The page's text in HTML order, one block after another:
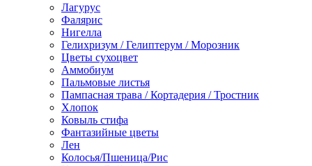
Лагурус
Фалярис
Нигелла
Гелихризум / Гелиптерум / Морозник
Цветы сухоцвет
Аммобиум
Пальмовые листья
Пампасная трава / Кортадерия / Тростник
Хлопок
Ковыль стифа
Фантазийные цветы
Лен
Колосья/Пшеница/Рис